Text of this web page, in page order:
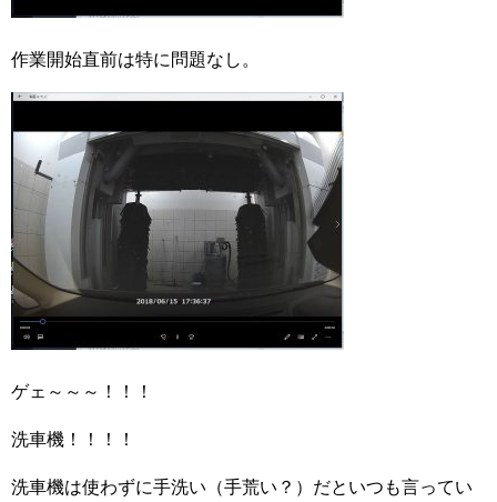
作業開始直前は特に問題なし。
ゲェ～～～！！！
洗車機！！！！
洗車機は使わずに手洗い （手荒い？） だといつも言ってい